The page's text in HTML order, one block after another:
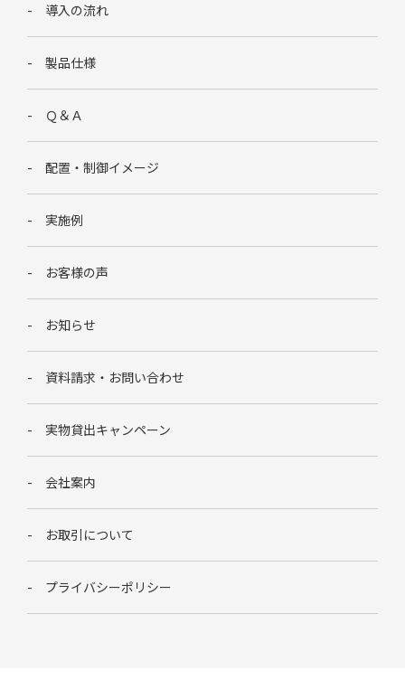
導入の流れ
製品仕様
Ｑ＆Ａ
配置・制御イメージ
実施例
お客様の声
お知らせ
資料請求・お問い合わせ
実物貸出キャンペーン
会社案内
お取引について
プライバシーポリシー